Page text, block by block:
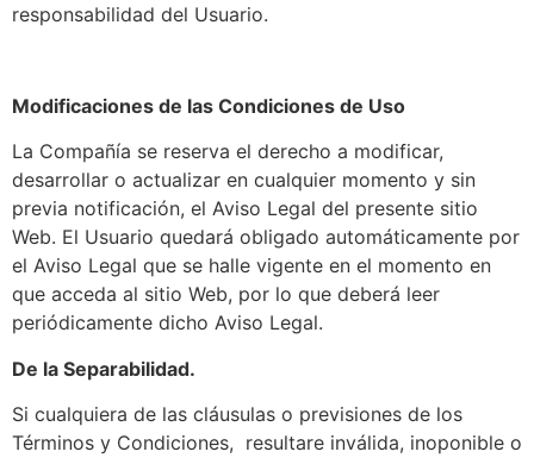
responsabilidad del Usuario.
Modificaciones de las Condiciones de Uso
La Compañía se reserva el derecho a modificar,
desarrollar o actualizar en cualquier momento y sin
previa notificación, el Aviso Legal del presente sitio
Web. El Usuario quedará obligado automáticamente por
el Aviso Legal que se halle vigente en el momento en
que acceda al sitio Web, por lo que deberá leer
periódicamente dicho Aviso Legal.
De la Separabilidad.
Si cualquiera de las cláusulas o previsiones de los
Términos y Condiciones, resultare inválida, inoponible o